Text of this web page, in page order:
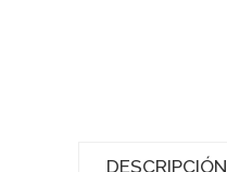
DESCRIPCIÓN